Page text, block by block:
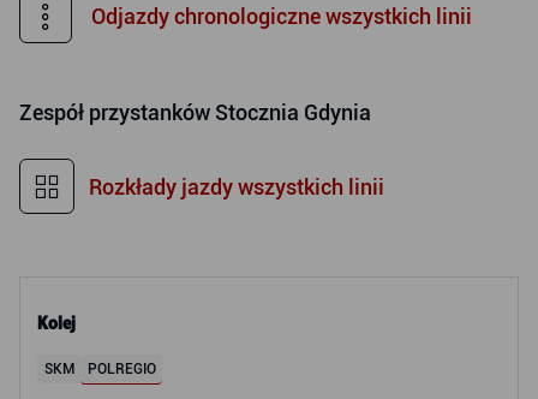
Kolej
SKM POLREGIO
Odjazdy chronologiczne wszystkich linii
Zespół przystanków Stocznia Gdynia
Rozkłady jazdy wszystkich linii